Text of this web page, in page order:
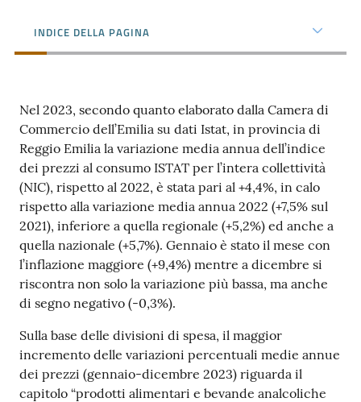
Prenotazioni
on line
Pagamenti
on line
Accedi
INDICE DELLA PAGINA
Nel 2023, secondo quanto elaborato dalla Camera di
Commercio dell’Emilia su dati Istat, in provincia di
Reggio Emilia la variazione media annua dell’indice
dei prezzi al consumo ISTAT per l’intera collettività
(NIC), rispetto al 2022, è stata pari al +4,4%, in calo
rispetto alla variazione media annua 2022 (+7,5% sul
2021), inferiore a quella regionale (+5,2%) ed anche a
quella nazionale (+5,7%). Gennaio è stato il mese con
l’inflazione maggiore (+9,4%) mentre a dicembre si
riscontra non solo la variazione più bassa, ma anche
di segno negativo (-0,3%).
Sulla base delle divisioni di spesa, il maggior
incremento delle variazioni percentuali medie annue
dei prezzi (gennaio-dicembre 2023) riguarda il
capitolo “prodotti alimentari e bevande analcoliche